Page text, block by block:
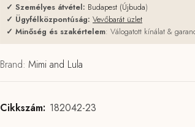
✓ Személyes átvétel: Budapest (Újbuda)
✓ Ügyfélközpontúság: Vevőbarát üzlet
✓ Minőség és szakértelem: Válogatott kínálat &
Brand: Mimi and Lula
Cikkszám: 182042-23